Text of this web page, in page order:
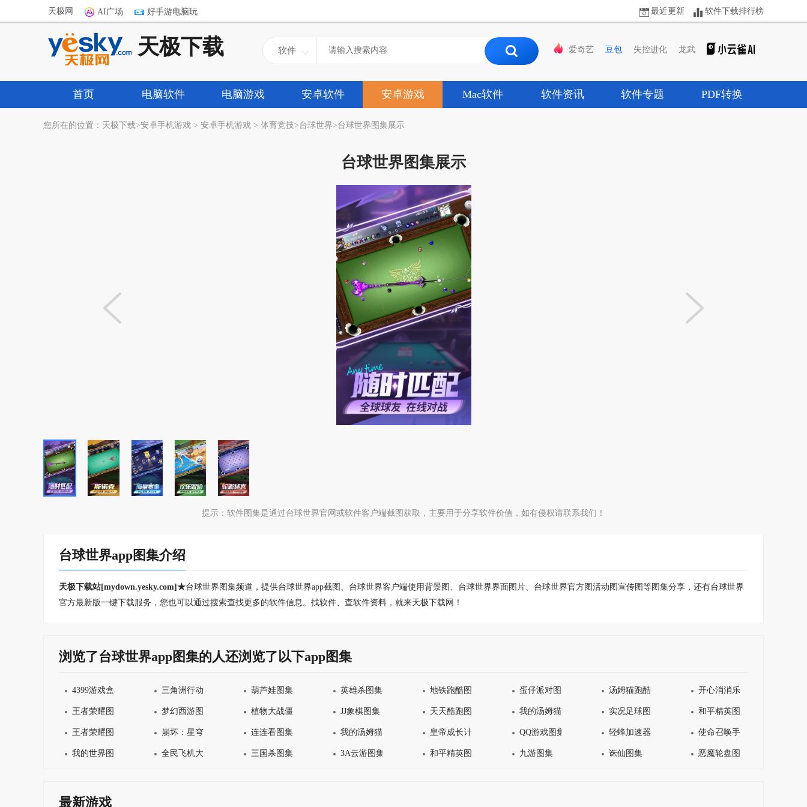
天极网 AI广场 好手游电脑玩 最近更新 软件下载排行榜
天极下载 软件 爱奇艺 豆包 失控进化 龙武
首页 电脑软件 电脑游戏 安卓软件 安卓游戏 Mac软件 软件资讯 软件专题 PDF转换
您所在的位置： 天极下载>安卓手机游戏 > 安卓手机游戏 > 体育竞技>台球世界>台球世界图集展示
台球世界图集展示
提示： 软件图集是通过台球世界官网或软件客户端截图获取，主要用于分享软件价值，如有侵权请联系我们！
台球世界app图集介绍
天极下载站[mydown.yesky.com]★台球世界图集频道，提供台球世界app截图、台球世界客户端使用背景图、台球世界界面图片、台球世界官方图活动图宣传图等图集分享，还有台球世界
官方最新版一键下载服务，您也可以通过搜索查找更多的软件信息。找软件、查软件资料，就来天极下载网！
浏览了台球世界app图集的人还浏览了以下app图集
4399游戏盒图集 三角洲行动图集 葫芦娃图集 英雄杀图集 地铁跑酷图集 蛋仔派对图集 汤姆猫跑酷图集 开心消消乐图集
王者荣耀图集 梦幻西游图集 植物大战僵尸2图集 JJ象棋图集 天天酷跑图集 我的汤姆猫图集 实况足球图集 和平精英图集
王者荣耀图集 崩坏：星穹铁道图集 连连看图集 我的汤姆猫2图集 皇帝成长计划2图集 QQ游戏图集 轻蜂加速器图集 使命召唤手游图集
我的世界图集 全民飞机大战图集 三国杀图集 3A云游图集 和平精英图集 九游图集 诛仙图集 恶魔轮盘图集
最新游戏